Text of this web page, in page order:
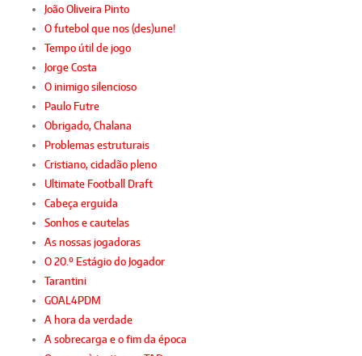
João Oliveira Pinto
O futebol que nos (des)une!
Tempo útil de jogo
Jorge Costa
O inimigo silencioso
Paulo Futre
Obrigado, Chalana
Problemas estruturais
Cristiano, cidadão pleno
Ultimate Football Draft
Cabeça erguida
Sonhos e cautelas
As nossas jogadoras
O 20.º Estágio do Jogador
Tarantini
GOAL4PDM
A hora da verdade
A sobrecarga e o fim da época